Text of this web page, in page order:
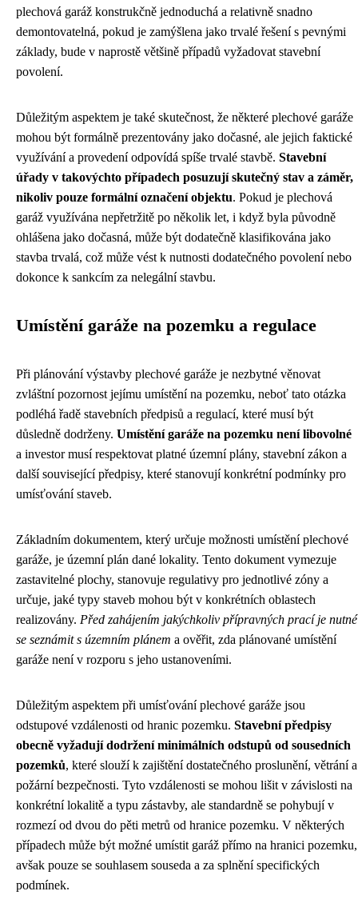
plechová garáž konstrukčně jednoduchá a relativně snadno
demontovatelná, pokud je zamýšlena jako trvalé řešení s pevnými
základy, bude v naprostě většině případů vyžadovat stavební
povolení.
Důležitým aspektem je také skutečnost, že některé plechové garáže
mohou být formálně prezentovány jako dočasné, ale jejich faktické
využívání a provedení odpovídá spíše trvalé stavbě. Stavební
úřady v takovýchto případech posuzují skutečný stav a záměr,
nikoliv pouze formální označení objektu. Pokud je plechová
garáž využívána nepřetržitě po několik let, i když byla původně
ohlášena jako dočasná, může být dodatečně klasifikována jako
stavba trvalá, což může vést k nutnosti dodatečného povolení nebo
dokonce k sankcím za nelegální stavbu.
Umístění garáže na pozemku a regulace
Při plánování výstavby plechové garáže je nezbytné věnovat
zvláštní pozornost jejímu umístění na pozemku, neboť tato otázka
podléhá řadě stavebních předpisů a regulací, které musí být
důsledně dodrženy. Umístění garáže na pozemku není libovolné
a investor musí respektovat platné územní plány, stavební zákon a
další související předpisy, které stanovují konkrétní podmínky pro
umísťování staveb.
Základním dokumentem, který určuje možnosti umístění plechové
garáže, je územní plán dané lokality. Tento dokument vymezuje
zastavitelné plochy, stanovuje regulativy pro jednotlivé zóny a
určuje, jaké typy staveb mohou být v konkrétních oblastech
realizovány. Před zahájením jakýchkoliv přípravných prací je nutné
se seznámit s územním plánem a ověřit, zda plánované umístění
garáže není v rozporu s jeho ustanoveními.
Důležitým aspektem při umísťování plechové garáže jsou
odstupové vzdálenosti od hranic pozemku. Stavební předpisy
obecně vyžadují dodržení minimálních odstupů od sousedních
pozemků, které slouží k zajištění dostatečného proslunění, větrání a
požární bezpečnosti. Tyto vzdálenosti se mohou lišit v závislosti na
konkrétní lokalitě a typu zástavby, ale standardně se pohybují v
rozmezí od dvou do pěti metrů od hranice pozemku. V některých
případech může být možné umístit garáž přímo na hranici pozemku,
avšak pouze se souhlasem souseda a za splnění specifických
podmínek.